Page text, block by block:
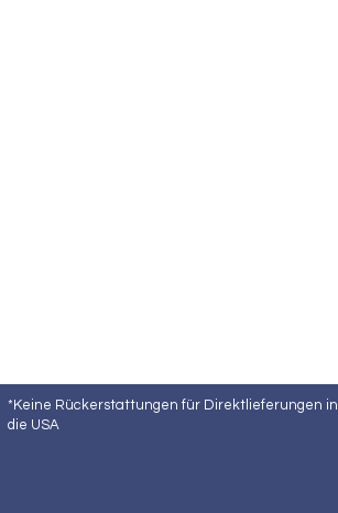
*Keine Rückerstattungen für Direktlieferungen in
die USA